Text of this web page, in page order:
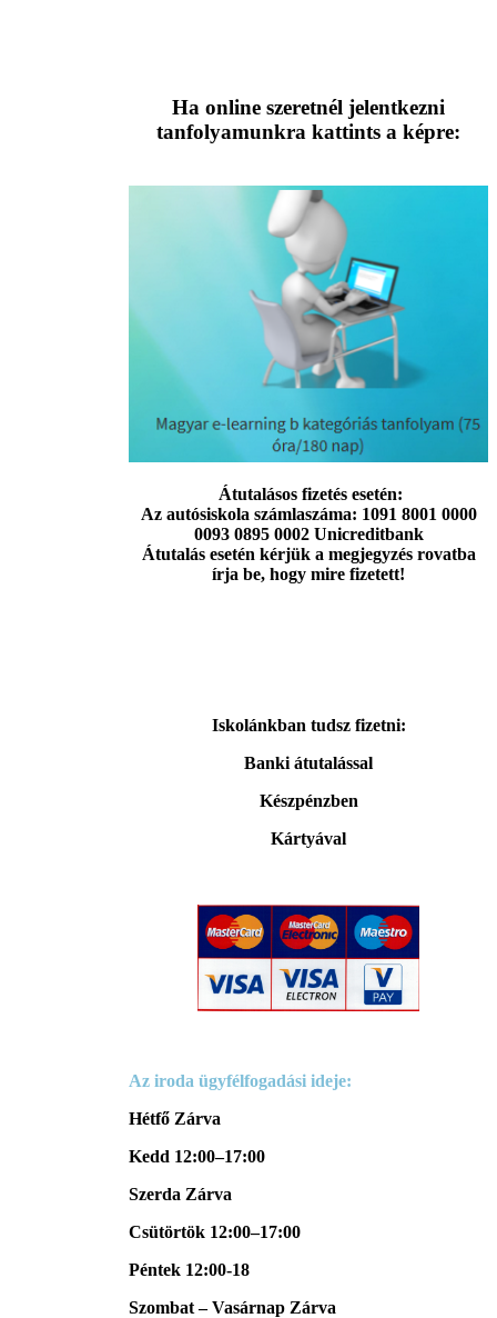
Ha online szeretnél jelentkezni
tanfolyamunkra kattints a képre:
Átutalásos fizetés esetén:
Az autósiskola számlaszáma: 1091 8001 0000
0093 0895 0002 Unicreditbank
Átutalás esetén kérjük a megjegyzés rovatba
írja be, hogy mire fizetett!
Iskolánkban tudsz fizetni:
Banki átutalással
Készpénzben
Kártyával
Az iroda ügyfélfogadási ideje:
Hétfő Zárva
Kedd 12:00–17:00
Szerda Zárva
Csütörtök 12:00–17:00
Péntek 12:00-18
Szombat – Vasárnap Zárva